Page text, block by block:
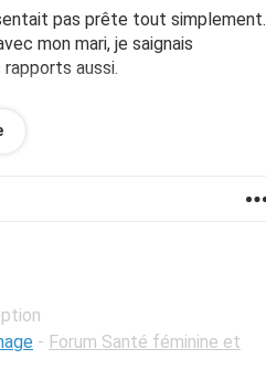
pas prête tout simplement.
mon mari, je saignais
aussi.
- Forum Santé féminine et